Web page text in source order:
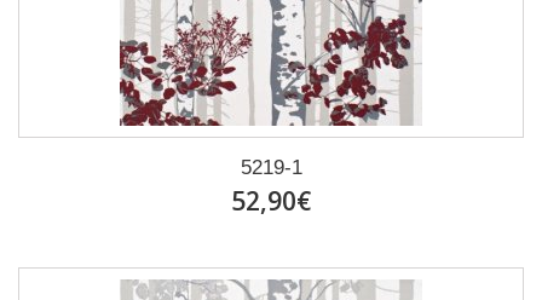
5219-1
52,90€